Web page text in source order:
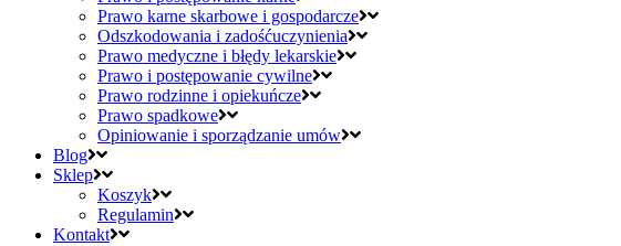
Prawo karne skarbowe i gospodarcze
Odszkodowania i zadośćuczynienia
Prawo medyczne i błędy lekarskie
Prawo i postępowanie cywilne
Prawo rodzinne i opiekuńcze
Prawo spadkowe
Opiniowanie i sporządzanie umów
Blog
Sklep
Koszyk
Regulamin
Kontakt